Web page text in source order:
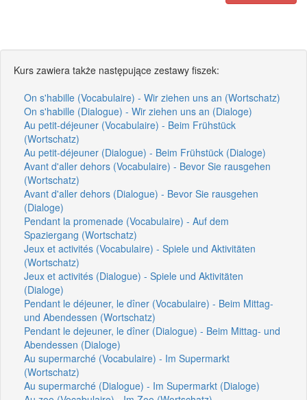
Kurs zawiera także następujące zestawy fiszek:
On s'habille (Vocabulaire) - Wir ziehen uns an (Wortschatz)
On s'habille (Dialogue) - Wir ziehen uns an (Dialoge)
Au petit-déjeuner (Vocabulaire) - Beim Frühstück
(Wortschatz)
Au petit-déjeuner (Dialogue) - Beim Frühstück (Dialoge)
Avant d'aller dehors (Vocabulaire) - Bevor Sie rausgehen
(Wortschatz)
Avant d'aller dehors (Dialogue) - Bevor Sie rausgehen
(Dialoge)
Pendant la promenade (Vocabulaire) - Auf dem
Spaziergang (Wortschatz)
Jeux et activités (Vocabulaire) - Spiele und Aktivitäten
(Wortschatz)
Jeux et activités (Dialogue) - Spiele und Aktivitäten
(Dialoge)
Pendant le déjeuner, le dîner (Vocabulaire) - Beim Mittag-
und Abendessen (Wortschatz)
Pendant le dejeuner, le dîner (Dialogue) - Beim Mittag- und
Abendessen (Dialoge)
Au supermarché (Vocabulaire) - Im Supermarkt
(Wortschatz)
Au supermarché (Dialogue) - Im Supermarkt (Dialoge)